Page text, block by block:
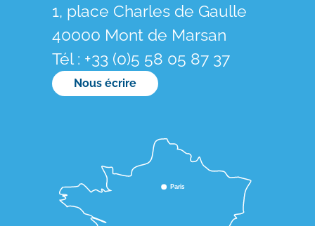
1, place Charles de Gaulle
40000 Mont de Marsan
Tél : +33 (0)5 58 05 87 37
Nous écrire
Paris